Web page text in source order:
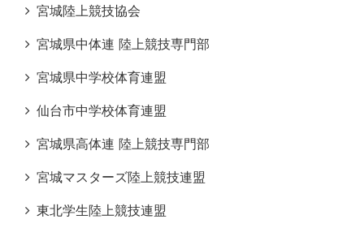
宮城陸上競技協会
宮城県中体連 陸上競技専門部
宮城県中学校体育連盟
仙台市中学校体育連盟
宮城県高体連 陸上競技専門部
宮城マスターズ陸上競技連盟
東北学生陸上競技連盟